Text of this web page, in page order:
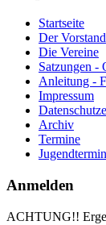
Startseite
Der Vorstand
Die Vereine
Satzungen -
Anleitung -
Impressum
Archiv
Termine
Anmelden
ACHTUNG!!